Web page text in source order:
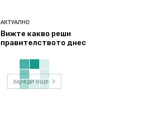
АКТУАЛНО
Вижте какво реши
правителството днес
зареди още